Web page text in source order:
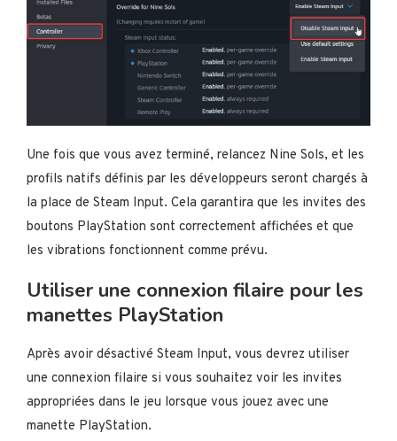
Une fois que vous avez terminé, relancez Nine Sols, et les
profils natifs définis par les développeurs seront chargés à
la place de Steam Input. Cela garantira que les invites des
boutons PlayStation sont correctement affichées et que
les vibrations fonctionnent comme prévu.
Utiliser une connexion filaire pour les
manettes PlayStation
Après avoir désactivé Steam Input, vous devrez utiliser
une connexion filaire si vous souhaitez voir les invites
appropriées dans le jeu lorsque vous jouez avec une
manette PlayStation.